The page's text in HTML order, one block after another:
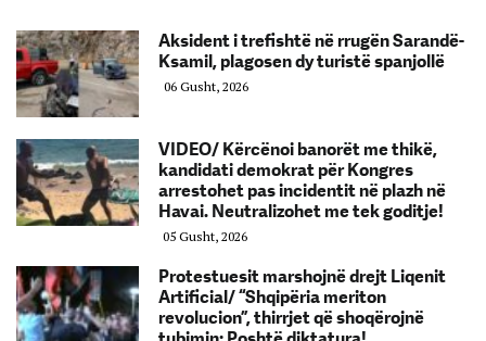
Aksident i trefishtë në rrugën Sarandë-
Ksamil, plagosen dy turistë spanjollë
06 Gusht, 2026
VIDEO/ Kërcënoi banorët me thikë,
kandidati demokrat për Kongres
arrestohet pas incidentit në plazh në
Havai. Neutralizohet me tek goditje!
05 Gusht, 2026
Protestuesit marshojnë drejt Liqenit
Artificial/ “Shqipëria meriton
revolucion”, thirrjet që shoqërojnë